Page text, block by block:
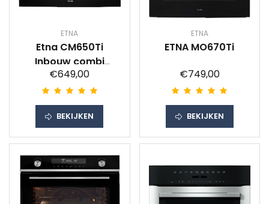
ETNA
Etna CM650Ti
Inbouw combi
magnetron
€649,00
BEKIJKEN
ETNA
ETNA MO670Ti
€749,00
BEKIJKEN